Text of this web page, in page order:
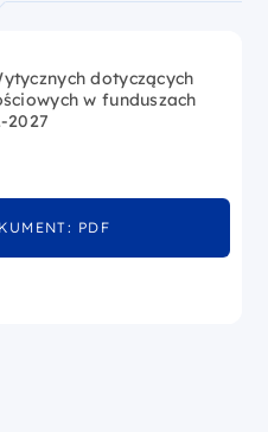
dotyczących
w funduszach
2027
PDF